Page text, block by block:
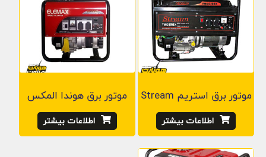
موتور برق استریم Stream
اطلاعات بیشتر
موتور برق هوندا المکس
اطلاعات بیشتر